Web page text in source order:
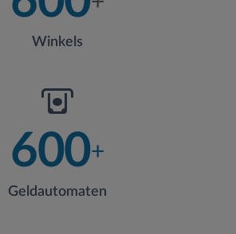
Winkels
600+
Geldautomaten